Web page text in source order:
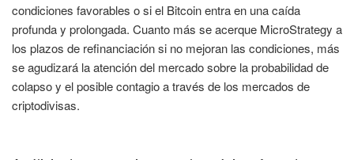
condiciones favorables o si el Bitcoin entra en una caída
profunda y prolongada. Cuanto más se acerque MicroStrategy a
los plazos de refinanciación si no mejoran las condiciones, más
se agudizará la atención del mercado sobre la probabilidad de
colapso y el posible contagio a través de los mercados de
criptodivisas.